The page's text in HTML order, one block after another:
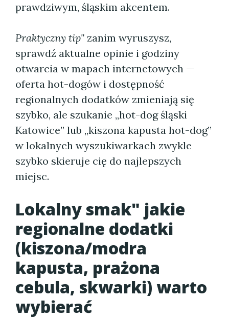
prawdziwym, śląskim akcentem.
Praktyczny tip" zanim wyruszysz,
sprawdź aktualne opinie i godziny
otwarcia w mapach internetowych —
oferta hot-dogów i dostępność
regionalnych dodatków zmieniają się
szybko, ale szukanie „hot-dog śląski
Katowice” lub „kiszona kapusta hot-dog”
w lokalnych wyszukiwarkach zwykle
szybko skieruje cię do najlepszych
miejsc.
Lokalny smak" jakie
regionalne dodatki
(kiszona/modra
kapusta, prażona
cebula, skwarki) warto
wybierać